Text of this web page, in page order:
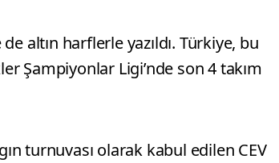
altın harflerle yazıldı. Türkiye, bu
Şampiyonlar Ligi’nde son 4 takım
turnuvası olarak kabul edilen CEV